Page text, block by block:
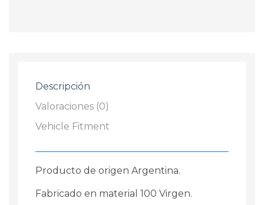
Descripción
Valoraciones (0)
Vehicle Fitment
Producto de origen Argentina.
Fabricado en material 100 Virgen.